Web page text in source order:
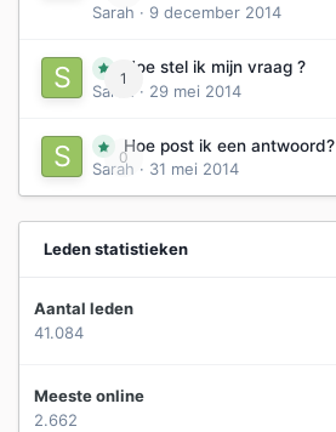
Sarah · 9 december 2014
1
Hoe stel ik mijn vraag ?
Sarah
· 29 mei 2014
0
Hoe post ik een antwoord?
Sarah · 31 mei 2014
Leden statistieken
Aantal leden
41.084
Meeste online
2.662